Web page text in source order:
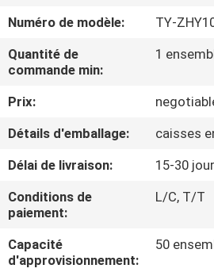
VISITE
D'USINE
CONTRÔLE
DE
QUALITÉ
CONTACTEZ-
NOUS
Numéro de modèle:
TY-
Quantité de
commande min:
1
Prix:
Détails d'emballage:
caisses
Délai de livraison:
15-30
Conditions de
paiement:
L/C, T/T
Capacité
d'approvisionnement:
50